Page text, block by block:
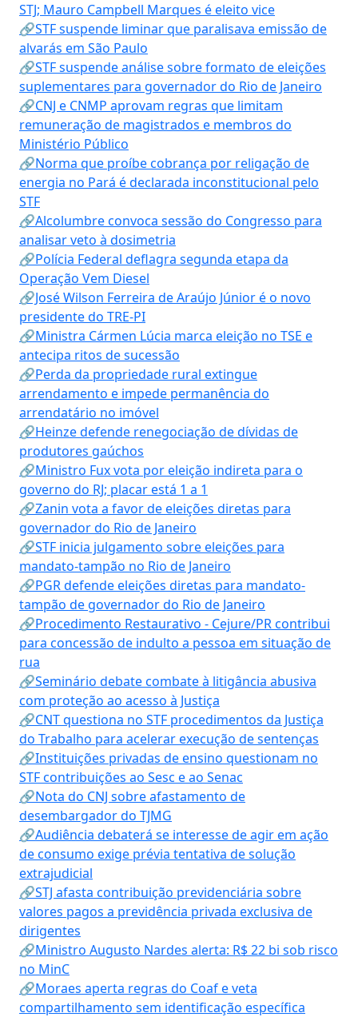
STJ; Mauro Campbell Marques é eleito vice
🔗STF suspende liminar que paralisava emissão de
alvarás em São Paulo
🔗STF suspende análise sobre formato de eleições
suplementares para governador do Rio de Janeiro
🔗CNJ e CNMP aprovam regras que limitam
remuneração de magistrados e membros do
Ministério Público
🔗Norma que proíbe cobrança por religação de
energia no Pará é declarada inconstitucional pelo
STF
🔗Alcolumbre convoca sessão do Congresso para
analisar veto à dosimetria
🔗Polícia Federal deflagra segunda etapa da
Operação Vem Diesel
🔗José Wilson Ferreira de Araújo Júnior é o novo
presidente do TRE-PI
🔗Ministra Cármen Lúcia marca eleição no TSE e
antecipa ritos de sucessão
🔗Perda da propriedade rural extingue
arrendamento e impede permanência do
arrendatário no imóvel
🔗Heinze defende renegociação de dívidas de
produtores gaúchos
🔗Ministro Fux vota por eleição indireta para o
governo do RJ; placar está 1 a 1
🔗Zanin vota a favor de eleições diretas para
governador do Rio de Janeiro
🔗STF inicia julgamento sobre eleições para
mandato-tampão no Rio de Janeiro
🔗PGR defende eleições diretas para mandato-
tampão de governador do Rio de Janeiro
🔗Procedimento Restaurativo - Cejure/PR contribui
para concessão de indulto a pessoa em situação de
rua
🔗Seminário debate combate à litigância abusiva
com proteção ao acesso à Justiça
🔗CNT questiona no STF procedimentos da Justiça
do Trabalho para acelerar execução de sentenças
🔗Instituições privadas de ensino questionam no
STF contribuições ao Sesc e ao Senac
🔗Nota do CNJ sobre afastamento de
desembargador do TJMG
🔗Audiência debaterá se interesse de agir em ação
de consumo exige prévia tentativa de solução
extrajudicial
🔗STJ afasta contribuição previdenciária sobre
valores pagos a previdência privada exclusiva de
dirigentes
🔗Ministro Augusto Nardes alerta: R$ 22 bi sob risco
no MinC
🔗Moraes aperta regras do Coaf e veta
compartilhamento sem identificação específica